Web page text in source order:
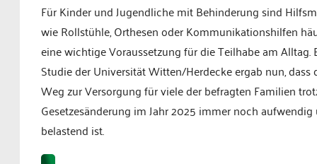
Für Kinder und Jugendliche mit Behinderung sind
wie Rollstühle, Orthesen oder Kommunikationshilfen
eine wichtige Voraussetzung für die Teilhabe am Alltag.
Studie der Universität Witten/Herdecke ergab nun, dass
Weg zur Versorgung für viele der befragten Familien
Gesetzesänderung im Jahr 2025 immer noch
belastend ist.